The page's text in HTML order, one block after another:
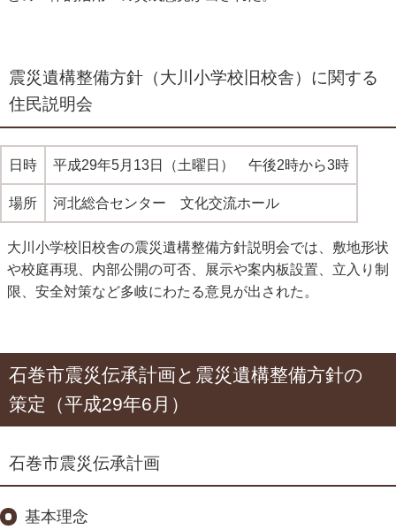
震災遺構整備方針（大川小学校旧校舎）に関する
住民説明会
日時 平成29年5月13日（土曜日） 午後2時から3時
場所 河北総合センター 文化交流ホール
大川小学校旧校舎の震災遺構整備方針説明会では、敷地形状
や校庭再現、内部公開の可否、展示や案内板設置、立入り制
限、安全対策など多岐にわたる意見が出された。
石巻市震災伝承計画と震災遺構整備方針の
策定（平成29年6月）
石巻市震災伝承計画
基本理念